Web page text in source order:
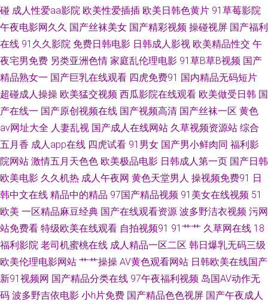
αv网站 婷婷色网站 91视频综合大全 超碰免费成人 韩国无码三级 欧美a√在线
色色主站 伊人成人影片 91茄子看片 国产另类老女人 蜜芽精品777 日韩视频
XXXX 影音资源AV网站 白丝美女后入爆操 韩国黄色电影在线 欧美久久综合伊
人 日韩福利社1区 91啦国产剧情 超碰人人干人人 韩国三级视频网站 免费看
本足交视频 亚洲狼人影院 91视频综合大全 超碰人草 国产原创自拍av 欧美人
成精品 五月丁香网站导航 91视频色中色 超碰操操日 精东A级 欧美性稚6一4
天堂网国产 91抖淫 超碰人人爱人人 精品一区日韩 人人看人人摸97 午夜剧场
www8 91视频国产网站 肏屄视频看看 国产片ww 免费观看肏屄 日韩美综合
亚洲另类文学 99热资源站在线 韩国午夜无码av 欧美专区中文 亚洲色情入口
碰 成人性爱aa影院 欧美性爱插插 欧美日韩色黄片 91草莓影院
午夜电影网久久 国产丝袜美女 国产精彩视频 操碰视屏 国产福利
在线 91久久影院 免费日韩电影 日韩成人影视 欧美精品性交 午
夜宅男免费 另类亚洲色情 家庭乱伦理电影 91草B草B视频 国产
精品熟女一 国产巨乳在线观看 四虎免费91 国内精品无码短片
超碰成人操操 欧美猛交视频 西瓜影院在线观看 欧美做受日韩 国
产在线一 国产原创视频在线 国产视频高清 国产丝袜一区 黄色
av网址大全 人妻乱视 国产成人在线网站 久草视频资源站 综合
五月香 成人app在线 四虎试看 91男女 国产男小鲜肉同 福利影
院网站 激情五月天色色 欧美极品电影 日韩成人第一页 国产日韩
欧美电影 久久机热 成人午夜网 黄色天堂男人 操视频免费91 日
韩中文在线 精品中的精品 97国产精品视频 91美女在线视频 51
欧美 一区精品麻豆经典 国产在线观看资源 波多野洁衣视频 污网
站免费看 特级欧美在线观看 自拍视频91 91艹艹 久草网在线 18
福利影院 老司机蜜桃在线 成人精品一区二区 韩日爆乳无码三级
欧美伦理电影网站 艹艹操操 AV黄色观看网站 日韩欧美在线国产
新91视频网 国产精品分类在线 97午夜福利视频 岛国AV动作无
码 波多野吉依电影 小h片免费 国产精品色色视屏 国产午夜成人